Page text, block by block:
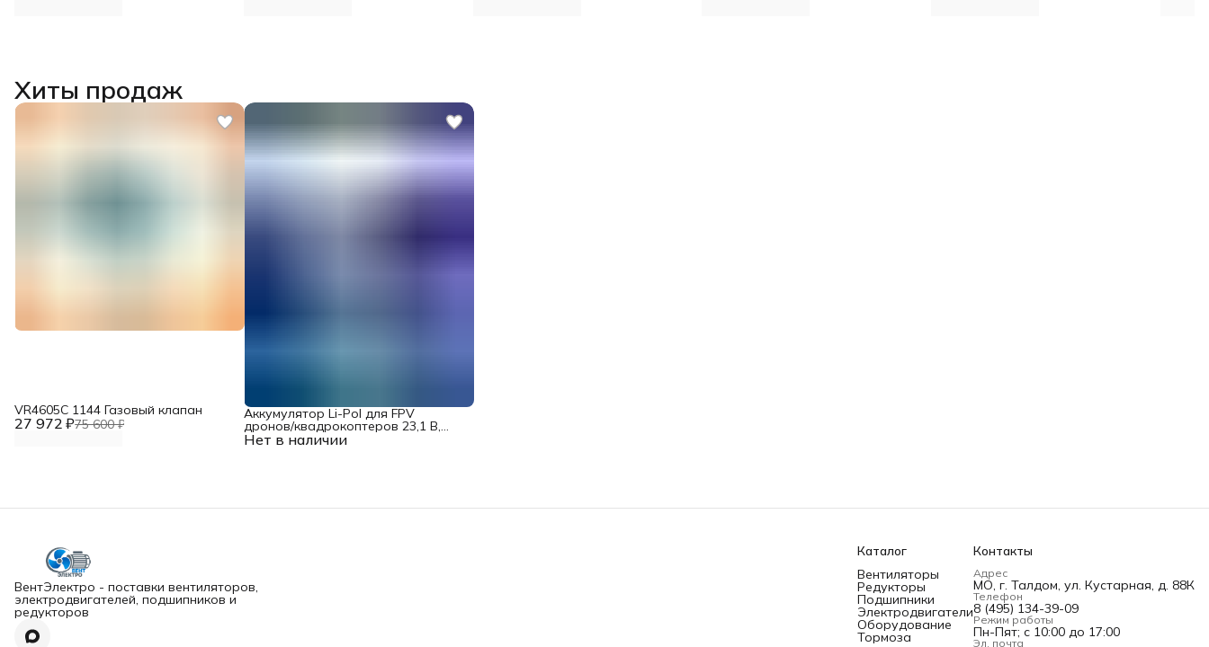
Хиты продаж
27 972 ₽75 600 ₽
VR4605С 1144 Газовый клапан
Нет в наличии
Аккумулятор Li-Pol для FPV
дронов/квадрокоптеров 23,1 В,
10000 мАч, 370 ВТ
ВентЭлектро - поставки вентиляторов,
электродвигателей, подшипников и
редукторов
Каталог
Вентиляторы
Редукторы
Подшипники
Электродвигатели
Оборудование
Тормоза
Контакты
Адрес
МО, г. Талдом, ул. Кустарная, д. 88К
Телефон
8 (495) 134-39-09
Режим работы
Пн-Пят; c 10:00 до 17:00
Эл. почта